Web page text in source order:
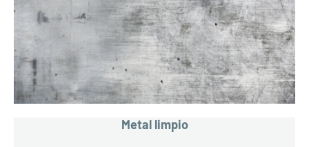
Metal limpio